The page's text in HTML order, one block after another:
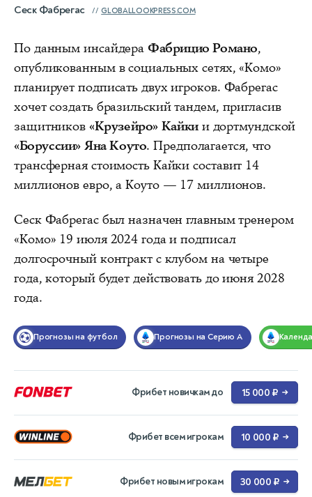
Сеск Фабрегас GLOBALLOOKPRESS.COM
По данным инсайдера Фабрицио Романо,
опубликованным в социальных сетях, «Комо»
планирует подписать двух игроков. Фабрегас
хочет создать бразильский тандем, пригласив
защитников «Крузейро» Кайкии дортмундской
«Боруссии» Яна Коуто. Предполагается, что
трансферная стоимость Кайки составит 14
миллионов евро, а Коуто — 17 миллионов.
Сеск Фабрегас был назначен главным тренером
«Комо» 19 июля 2024 года и подписал
долгосрочный контракт с клубом на четыре
года, который будет действовать до июня 2028
года.
Прогнозы на футбол Прогнозы на Серию А
Фрибет новичкам до 15 000 ₽ →
Фрибет всем игрокам 10 000 ₽ →
Фрибет новым игрокам 30 000 ₽ →